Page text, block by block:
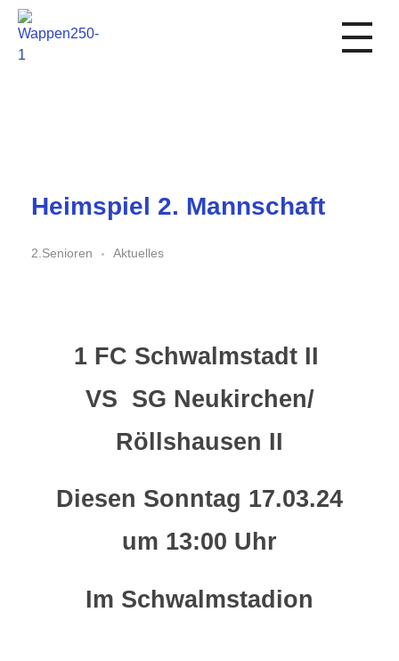
Heimspiel 2. Mannschaft
2.Senioren Aktuelles
1 FC Schwalmstadt II
VS SG Neukirchen/
Röllshausen II
Diesen Sonntag 17.03.24
um 13:00 Uhr
Im Schwalmstadion